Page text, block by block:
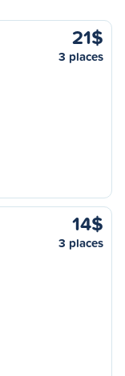
21$
3 places
14$
3 places